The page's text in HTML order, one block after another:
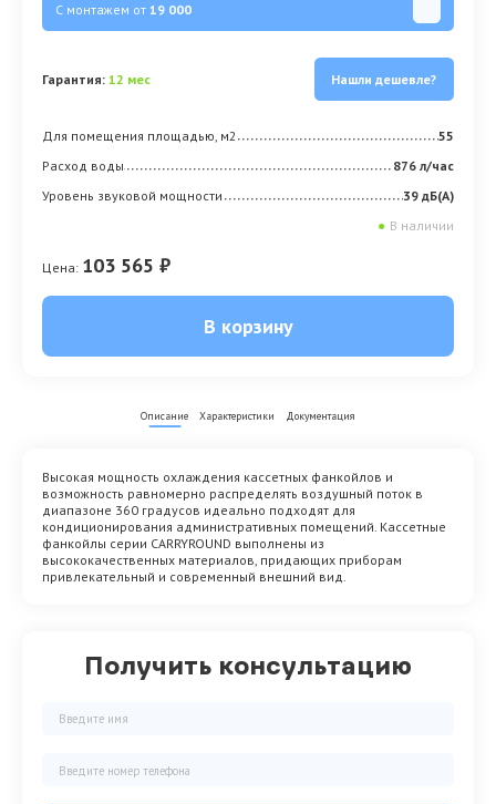
С монтажем от19 000
Гарантия:12 мес Нашли дешевле?
Для помещения площадью, м2
55
Расход воды
876 л/час
Уровень звуковой мощности
39 дБ(А)
● В наличии
Цена: 103 565 ₽
В корзину
Получить консультацию
Описание Характеристики Документация
Высокая мощность охлаждения кассетных фанкойлов и
возможность равномерно распределять воздушный поток в
диапазоне 360 градусов идеально подходят для
кондиционирования административных помещений. Кассетные
фанкойлы серии CARRYROUND выполнены из
высококачественных материалов, придающих приборам
привлекательный и современный внешний вид.